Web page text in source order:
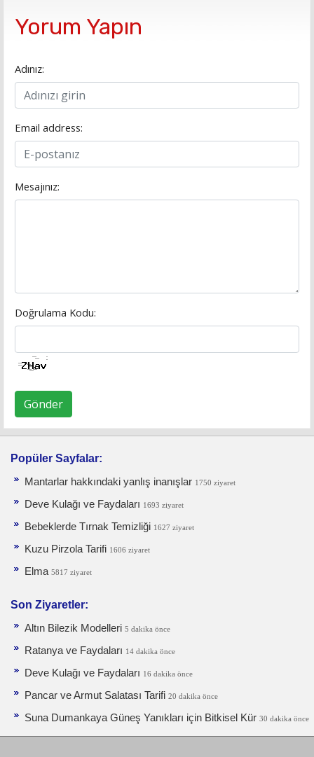
Yorum Yapın
Adınız:
Email address:
Mesajınız:
Doğrulama Kodu:
Gönder
Popüler Sayfalar:
Mantarlar hakkındaki yanlış inanışlar 1750 ziyaret
Deve Kulağı ve Faydaları 1693 ziyaret
Bebeklerde Tırnak Temizliği 1627 ziyaret
Kuzu Pirzola Tarifi 1606 ziyaret
Elma 5817 ziyaret
Son Ziyaretler:
Altın Bilezik Modelleri 5 dakika önce
Ratanya ve Faydaları 14 dakika önce
Deve Kulağı ve Faydaları 16 dakika önce
Pancar ve Armut Salatası Tarifi 20 dakika önce
Suna Dumankaya Güneş Yanıkları için Bitkisel Kür 30 dakika önce